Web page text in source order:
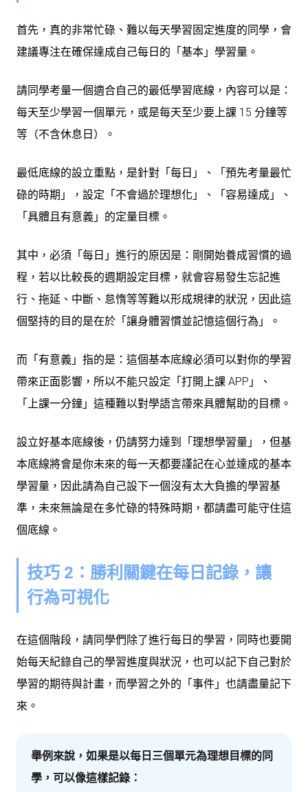
首先，真的非常忙碌、難以每天學習固定進度的同學，會
建議專注在確保達成自己每日的「基本」學習量。
請同學考量一個適合自己的最低學習底線，內容可以是：
每天至少學習一個單元，或是每天至少要上課 15 分鐘等
等（不含休息日）。
最低底線的設立重點，是針對「每日」、「預先考量最忙
碌的時期」，設定「不會過於理想化」、「容易達成」、
「具體且有意義」的定量目標。
其中，必須「每日」進行的原因是：剛開始養成習慣的過
程，若以比較長的週期設定目標，就會容易發生忘記進
行、拖延、中斷、怠惰等等難以形成規律的狀況，因此這
個堅持的目的是在於 「讓身體習慣並記憶這個行為」 。
而「有意義」指的是：這個基本底線必須可以對你的學習
帶來正面影響 ，所以不能只設定「打開上課 APP」、
「上課一分鐘」這種難以對學語言帶來具體幫助的目標。
設立好基本底線後，仍請努力達到「理想學習量」，但基
本底線將會是你未來的每一天都要謹記在心並達成的基本
學習量 ，因此請為自己設下一個沒有太大負擔的學習基
準，未來無論是在多忙碌的特殊時期，都請盡可能守住這
個底線。
技巧 2：勝利關鍵在每日記錄，讓
行為可視化
在這個階段，請同學們除了進行每日的學習，同時也要開
始每天紀錄自己的學習進度與狀況，也可以記下自己對於
學習的期待與計畫 ，而學習之外的「事件」也請盡量記下
來。
舉例來說，如果是以每日三個單元為理想目標的同
學，可以像這樣記錄：